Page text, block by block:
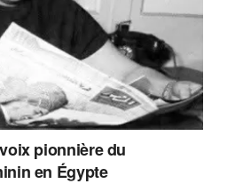
pionnière du
en Égypte